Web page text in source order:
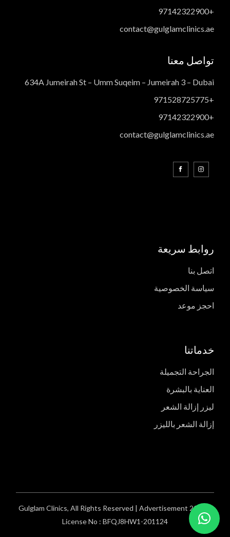
+97142322900
contact@gulglamclinics.ae
تواصل معنا
634A Jumeirah St – Umm Suqeim – Jumeirah 3 – Dubai
+971528725775
+97142322900
contact@gulglamclinics.ae
روابط سريعة
اتصل بنا
سياسة الخصوصية
احجز موعد
خدماتنا
الجراحة التجميلة
العناية بالبشرة
ليزر إزالة الشعر
إزالة الشعر بالليزر
©2024
Gulglam Clinics, All Rights Reserved | Advertisement
License No : BFQJ8HW1-201124